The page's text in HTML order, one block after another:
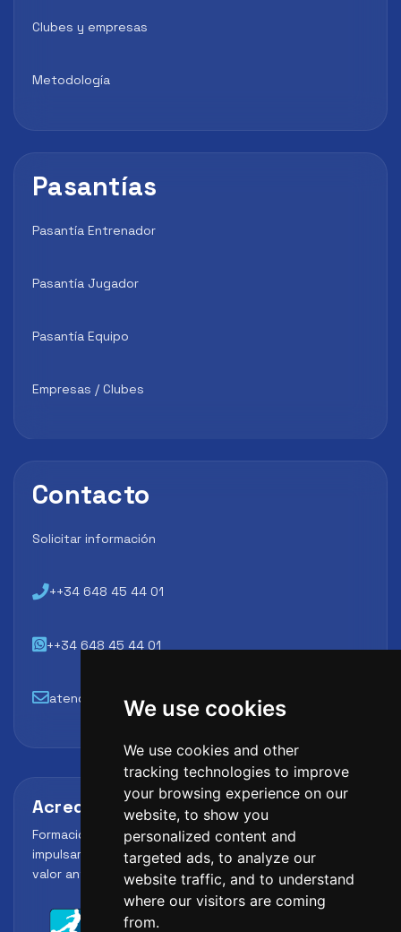
We use cookies
We use cookies and other
tracking technologies to improve
your browsing experience on our
website, to show you
personalized content and
targeted ads, to analyze our
website traffic, and to understand
where our visitors are coming
from.
Clubes y empresas
Metodología
Pasantías
Pasantía Entrenador
Pasantía Jugador
Pasantía Equipo
Empresas / Clubes
Contacto
Solicitar información
++34 648 45 44 01
++34 648 45 44 01
atencion@futbollab.com
Acreditaciones y alianzas
Formación, metodología y reconocimiento para
impulsar el perfil profesional del alumno y reforzar su
valor ante clubes, academias y entidades deportivas.